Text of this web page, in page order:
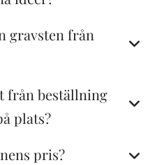
gravsten från
från beställning
plats?
pris?